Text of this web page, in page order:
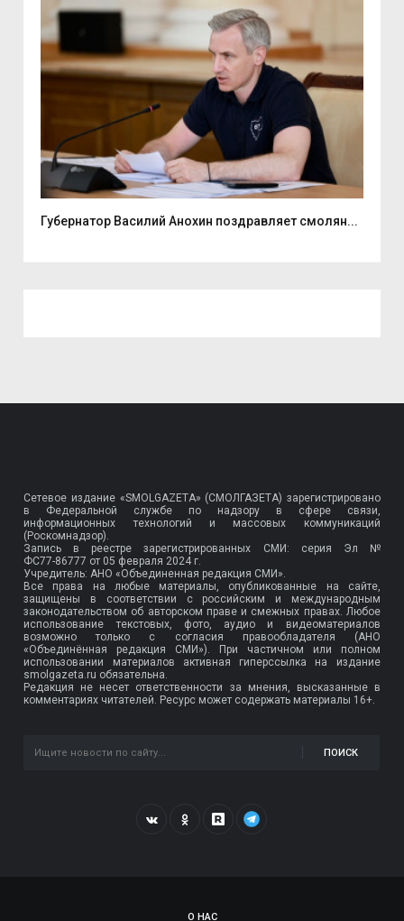
Губернатор Василий Анохин поздравляет смолян...
Сетевое издание «SMOLGAZETA» (СМОЛГАЗЕТА) зарегистрировано
в Федеральной службе по надзору в сфере связи,
информационных технологий и массовых коммуникаций
(Роскомнадзор).
Запись в реестре зарегистрированных СМИ: серия Эл №
ФС77-86777 от 05 февраля 2024 г.
Учредитель: АНО «Объединенная редакция СМИ».
Все права на любые материалы, опубликованные на сайте,
защищены в соответствии с российским и международным
законодательством об авторском праве и смежных правах. Любое
использование текстовых, фото, аудио и видеоматериалов
возможно только с согласия правообладателя (АНО
«Объединённая редакция СМИ»). При частичном или полном
использовании материалов активная гиперссылка на издание
smolgazeta.ru обязательна.
Редакция не несет ответственности за мнения, высказанные в
комментариях читателей. Ресурс может содержать материалы 16+.
ПОИСК
О НАС